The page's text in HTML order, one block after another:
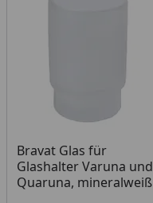
Bravat Glas für
Glashalter Varuna und
Quaruna, mineralweiß